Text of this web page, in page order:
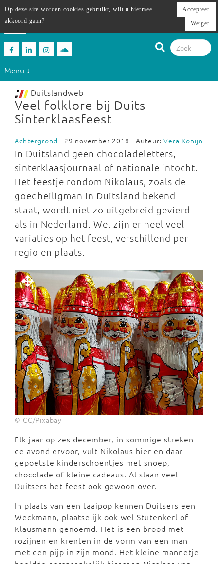
Menu ↓
Duitslandweb
Veel folklore bij Duits
Sinterklaasfeest
Achtergrond - 29 november 2018 - Auteur: Vera Konijn
In Duitsland geen chocoladeletters,
sinterklaasjournaal of nationale intocht.
Het feestje rondom Nikolaus, zoals de
goedheiligman in Duitsland bekend
staat, wordt niet zo uitgebreid gevierd
als in Nederland. Wel zijn er heel veel
variaties op het feest, verschillend per
regio en plaats.
© CC/Pixabay
Elk jaar op zes december, in sommige streken
de avond ervoor, vult Nikolaus hier en daar
gepoetste kinderschoentjes met snoep,
chocolade of kleine cadeaus. Al slaan veel
Duitsers het feest ook gewoon over.
In plaats van een taaipop kennen Duitsers een
Weckmann, plaatselijk ook wel Stutenkerl of
Klausmann genoemd. Het is een brood met
rozijnen en krenten in de vorm van een man
met een pijp in zijn mond. Het kleine mannetje
Op deze site worden cookies gebruikt, wilt u hiermee
akkoord gaan?
Accepteer
Weiger